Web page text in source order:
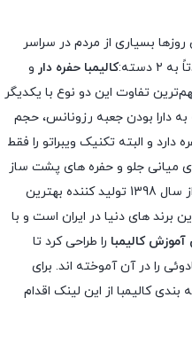
بسیاری از مردم در سراسر
کالیمبا حفره دار و
تفاوت این دو نوع با یکدیگر
به دارا بودن جعبه رزونانس، حجم
و البته تکنیک ویبراتو را فقط
ی میانی جلو و حفره های پشت ساز
اجرا کرد. تیم کالیمبا ایران مفتخر است از سال 1398 تولید کننده بهترین
برند های دنیا در ایران است و با
کالیمبا را طراحی کرد تا
کالیمبا از این لینک اقدام